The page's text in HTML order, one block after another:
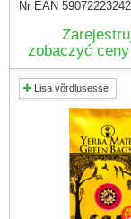
Nr EAN
zobaczyć
Lisa võrdlusesse